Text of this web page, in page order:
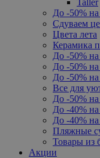
До -50% на
Сдуваем
Цвета лета
Керамика
До -50%
До -50%
До -50%
Все для
До -50%
До -40%
До -40%
Пляжные
Товары из
Акции